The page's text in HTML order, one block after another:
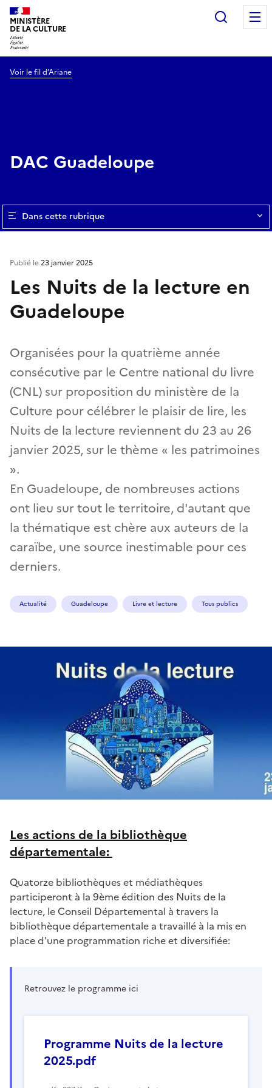
MINISTÈRE
DE LA CULTURE
Voir le fil d’Ariane
DAC Guadeloupe
Dans cette rubrique
Les Nuits de la lecture en
Guadeloupe
Organisées pour la quatrième année
consécutive par le Centre national du livre
(CNL) sur proposition du ministère de la
Culture pour célébrer le plaisir de lire, les
Nuits de la lecture reviennent du 23 au 26
janvier 2025, sur le thème « les patrimoines
».
En Guadeloupe, de nombreuses actions
ont lieu sur tout le territoire, d'autant que
la thématique est chère aux auteurs de la
caraïbe, une source inestimable pour ces
derniers.
Publié le23 janvier 2025
Actualité Guadeloupe Livre et lecture Tous publics
Les actions de la bibliothèque
départementale:
Quatorze bibliothèques et médiathèques
participeront à la 9ème édition des Nuits de la
lecture, le Conseil Départemental à travers la
bibliothèque départementale a travaillé à la mis en
place d'une programmation riche et diversifiée:
Retrouvez le programme ici
Programme Nuits de la lecture
2025.pdf